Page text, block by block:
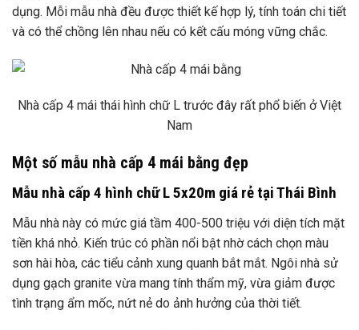
dụng. Mỗi mẫu nhà đều được thiết kế hợp lý, tính toán chi tiết
và có thể chồng lên nhau nếu có kết cấu móng vững chắc.
Nhà cấp 4 mái thái hình chữ L trước đây rất phổ biến ở Việt
Nam
Một số mẫu nhà cấp 4 mái bằng đẹp
Mẫu nhà cấp 4 hình chữ L 5x20m giá rẻ tại Thái Bình
Mẫu nhà này có mức giá tầm 400-500 triệu với diện tích mặt
tiền khá nhỏ. Kiến trúc có phần nổi bật nhờ cách chọn màu
sơn hài hòa, các tiểu cảnh xung quanh bắt mắt. Ngôi nhà sử
dụng gạch granite vừa mang tính thẩm mỹ, vừa giảm được
tình trạng ẩm mốc, nứt nẻ do ảnh hưởng của thời tiết.